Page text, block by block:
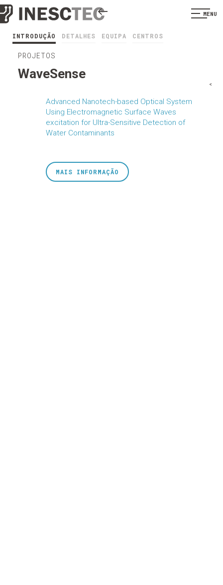
MENU
INTRODUÇÃO DETALHES EQUIPA CENTROS
PROJETOS
WaveSense
Advanced Nanotech-based Optical System
Using Electromagnetic Surface Waves
excitation for Ultra-Sensitive Detection of
Water Contaminants
<
MAIS INFORMAÇÃO